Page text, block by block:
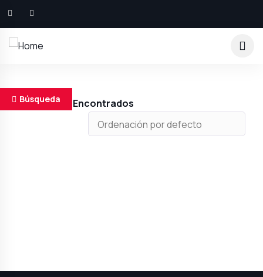
Búsqueda
Resultados Encontrados